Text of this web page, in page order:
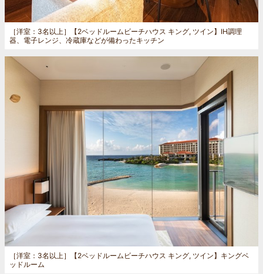
［洋室：3名以上］
【2ベッドルームビーチハウス キング, ツイン】IH調理
器、電子レンジ、冷蔵庫などが備わったキッチン
［洋室：3名以上］
【2ベッドルームビーチハウス キング, ツイン】キングベ
ッドルーム